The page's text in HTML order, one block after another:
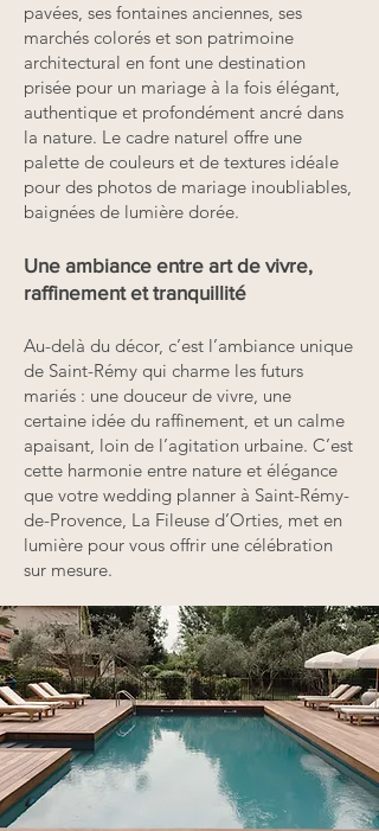
pavées, ses fontaines anciennes, ses
marchés colorés et son patrimoine
architectural en font une destination
prisée pour un mariage à la fois élégant,
authentique et profondément ancré dans
la nature. Le cadre naturel offre une
palette de couleurs et de textures idéale
pour des photos de mariage inoubliables,
baignées de lumière dorée.
Une ambiance entre art de vivre,
raffinement et tranquillité
Au-delà du décor, c’est l’ambiance unique
de Saint-Rémy qui charme les futurs
mariés : une douceur de vivre, une
certaine idée du raffinement, et un calme
apaisant, loin de l’agitation urbaine. C’est
cette harmonie entre nature et élégance
que votre wedding planner à Saint-Rémy-
de-Provence, La Fileuse d’Orties, met en
lumière pour vous offrir une célébration
sur mesure.